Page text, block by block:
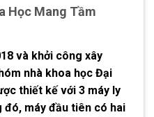
Học Mang Tầm
và khởi công xây
nhà khoa học Đại
thiết kế với 3 máy ly
máy đầu tiên có hai